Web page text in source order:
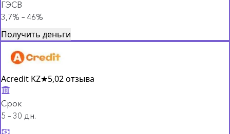
ГЭСВ
3,7% – 46%
Получить деньги
Acredit KZ★5,02 отзыва
Срок
5 – 30 дн.